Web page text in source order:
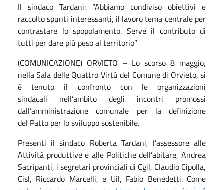
Il sindaco Tardani: “Abbiamo condiviso obiettivi e
raccolto spunti interessanti, il lavoro tema centrale per
contrastare lo spopolamento. Serve il contributo di
tutti per dare più peso al territorio”
(COMUNICAZIONE) ORVIETO – Lo scorso 8 maggio,
nella Sala delle Quattro Virtù del Comune di Orvieto, si
è tenuto il confronto con le organizzazioni
sindacali nell’ambito degli incontri promossi
dall’amministrazione comunale per la definizione
del Patto per lo sviluppo sostenibile.
Presenti il sindaco Roberta Tardani, l’assessore alle
Attività produttive e alle Politiche dell’abitare, Andrea
Sacripanti, i segretari provinciali di Cgil, Claudio Cipolla,
Cisl, Riccardo Marcelli, e Uil, Fabio Benedetti. Come